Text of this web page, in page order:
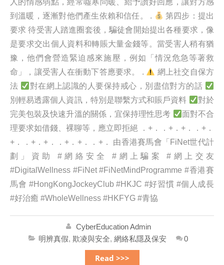
人的情感弱點，經常噓寒問暖、給予讚好回應，讓對方感
到溫暖，逐漸對他們產生依賴和信任。 .
第四步：提出
要求 待受害人踏進圈套後，騙徒會開始提出各種要求，像
是要求交出個人資料和轉賬大量金錢等。當受害人稍有猶
豫，他們會營造緊迫感來施壓，例如「情況危急等著救
命」，讓受害人在衝動下答應要求。 .
網上社交自保方
法
對在網上認識的人要保持戒心，別盡信對方的話
別輕易透露個人資訊，特別是聯繫方式和賬戶資料
對於
完美包裝及快速升溫的關係，宜保持理性思考
面對不合
理要求如借錢、裸聊等，應立即拒絕 ．+．．+．+．．+．
+．．+．+．．+．+．．+． 由香港賽馬會「FiNet世代計
劃」資助 #網絡安全 #網上騙案 #網上交友
#DigitalWellness #FiNet #FiNetMindProgramme #香港賽
馬會 #HongKongJockeyClub #HKJC #好習慣 #個人成長
#好治癒 #WholeWellness #HKFYG #青協
CyberEducation Admin
明辨真假, 欺凌與安全, 網絡私隱及保安 0
Read >>>